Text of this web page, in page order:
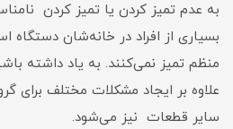
به عدم تمیز کردن یا تمیز کردن
بسیاری از افراد در خانه‌شان دستگاه
منظم تمیز نمی‌کنند. به یاد داشته
علاوه بر ایجاد مشکلات مختلف
سایر قطعات نیز می‌شود.